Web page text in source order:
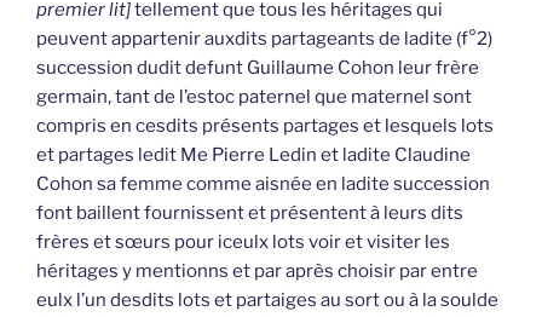
premier lit]tellement que tous les héritages qui
peuvent appartenir auxdits partageants de ladite (f°2)
succession dudit defunt Guillaume Cohon leur frère
germain, tant de l’estoc paternel que maternel sont
compris en cesdits présents partages et lesquels lots
et partages ledit Me Pierre Ledin et ladite Claudine
Cohon sa femme comme aisnée en ladite succession
font baillent fournissent et présentent à leurs dits
frères et sœurs pour iceulx lots voir et visiter les
héritages y mentionns et par après choisir par entre
eulx l’un desdits lots et partaiges au sort ou à la soulde